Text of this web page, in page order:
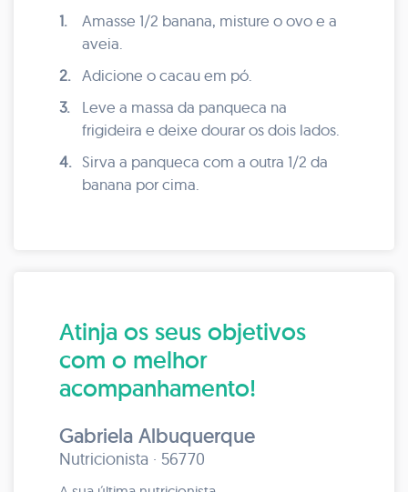
1.
Amasse 1/2 banana, misture o ovo e a
aveia.
2.
Adicione o cacau em pó.
3.
Leve a massa da panqueca na
frigideira e deixe dourar os dois lados.
4.
Sirva a panqueca com a outra 1/2 da
banana por cima.
Atinja os seus objetivos
com o melhor
acompanhamento!
Gabriela Albuquerque
Nutricionista · 56770